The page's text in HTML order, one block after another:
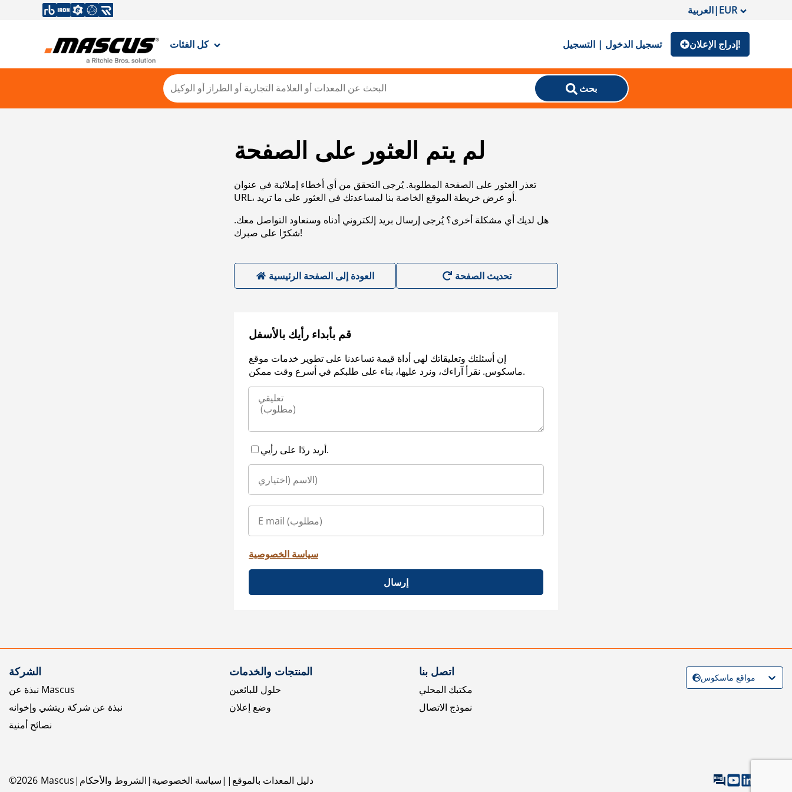
العربية|EUR
كل الفئات تسجيل الدخول | التسجيل إدراج الإعلان!
بحث
لم يتم العثور على الصفحة
تعذر العثور على الصفحة المطلوبة. يُرجى التحقق من أي أخطاء إملائية في عنوان
URL، أو عرض خريطة الموقع الخاصة بنا لمساعدتك في العثور على ما تريد.
هل لديك أي مشكلة أخرى؟ يُرجى إرسال بريد إلكتروني أدناه وسنعاود التواصل معك.
شكرًا على صبرك!
العودة إلى الصفحة الرئيسية
قم بأبداء رأيك بالأسفل
إن أسئلتك وتعليقاتك لهي أداة قيمة تساعدنا على تطوير خدمات موقع
ماسكوس. نقرأ آراءك، ونرد عليها، بناء على طلبكم في أسرع وقت ممكن.
أريد ردًا على رأيي.
سياسة الخصوصية
إرسال
الشركة
نبذة عن Mascus
نبذة عن شركة ريتشي وإخوانه
نصائح أمنية
المنتجات والخدمات
حلول للبائعين
وضع إعلان
اتصل بنا
مكتبك المحلي
نموذج الاتصال
©2026 Mascus الشروط والأحكام سياسة الخصوصية دليل المعدات بالموقع
مواقع ماسكوس